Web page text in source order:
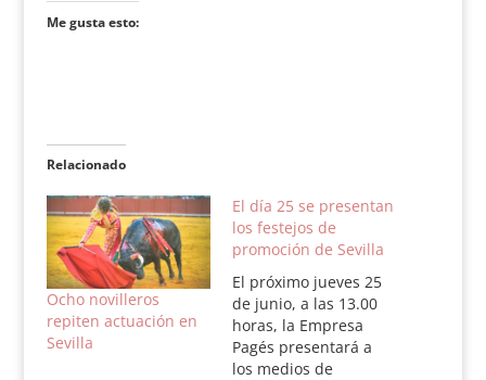
Me gusta esto:
Relacionado
Ocho novilleros
repiten actuación en
Sevilla
El día 25 se presentan
los festejos de
promoción de Sevilla
El próximo jueves 25
de junio, a las 13.00
horas, la Empresa
Pagés presentará a
los medios de